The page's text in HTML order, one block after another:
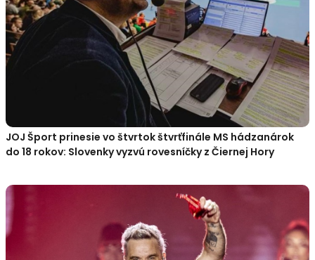
JOJ Šport prinesie vo štvrtok štvrťfinále MS hádzanárok
do 18 rokov: Slovenky vyzvú rovesníčky z Čiernej Hory